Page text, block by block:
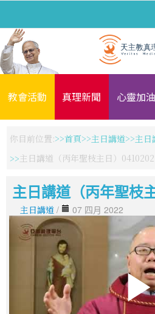
教會活動 真理新聞 心靈加油
你目前位置: 首頁 主日講道
主日
主日講道（丙年聖枝主日）
主日講道（丙年聖枝
主日講道 / 07 四月 2022